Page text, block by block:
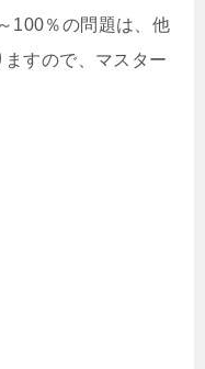
100％の問題は、他
すので、マスター